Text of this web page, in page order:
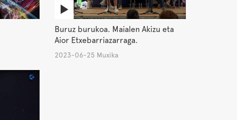
Buruz burukoa. Maialen Akizu eta
Aior Etxebarriazarraga.
2023-06-25 Muxika